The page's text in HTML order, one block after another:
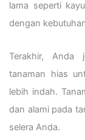
lama seperti
dengan
Terakhir, Anda
tanaman hias
lebih indah.
dan alami pada
selera Anda.